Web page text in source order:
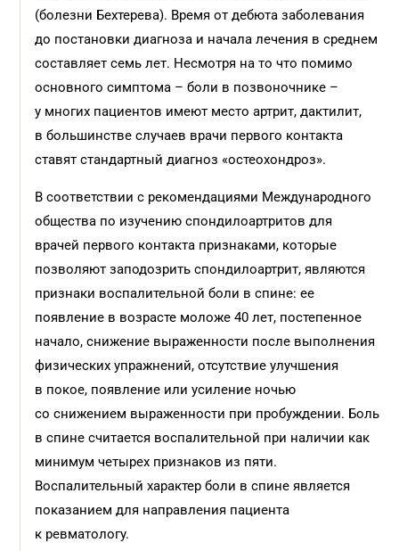
(болезни Бехтерева). Время от дебюта заболевания
до постановки диагноза и начала лечения в среднем
составляет семь лет. Несмотря на то что помимо
основного симптома – боли в позвоночнике –
у многих пациентов имеют место артрит, дактилит,
в большинстве случаев врачи первого контакта
ставят стандартный диагноз «остеохондроз».
В соответствии с рекомендациями Международного
общества по изучению спондилоартритов для
врачей первого контакта признаками, которые
позволяют заподозрить спондилоартрит, являются
признаки воспалительной боли в спине: ее
появление в возрасте моложе 40 лет, постепенное
начало, снижение выраженности после выполнения
физических упражнений, отсутствие улучшения
в покое, появление или усиление ночью
со снижением выраженности при пробуждении. Боль
в спине считается воспалительной при наличии как
минимум четырех признаков из пяти.
Воспалительный характер боли в спине является
показанием для направления пациента
к ревматологу.